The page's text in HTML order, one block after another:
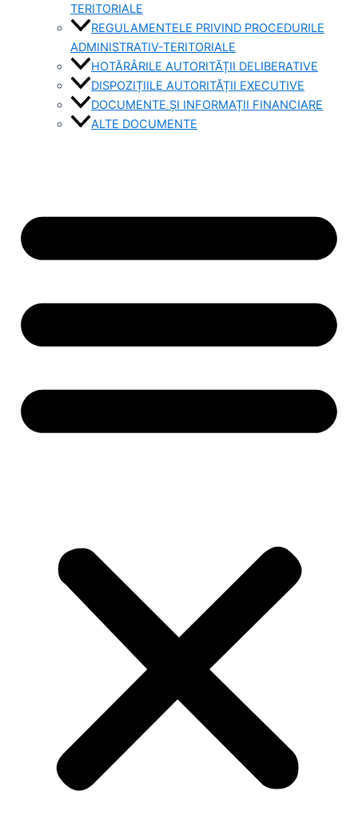
TERITORIALE
REGULAMENTELE PRIVIND PROCEDURILE
ADMINISTRATIV-TERITORIALE
HOTĂRÂRILE AUTORITĂȚII DELIBERATIVE
DISPOZIȚIILE AUTORITĂȚII EXECUTIVE
DOCUMENTE ȘI INFORMAȚII FINANCIARE
ALTE DOCUMENTE